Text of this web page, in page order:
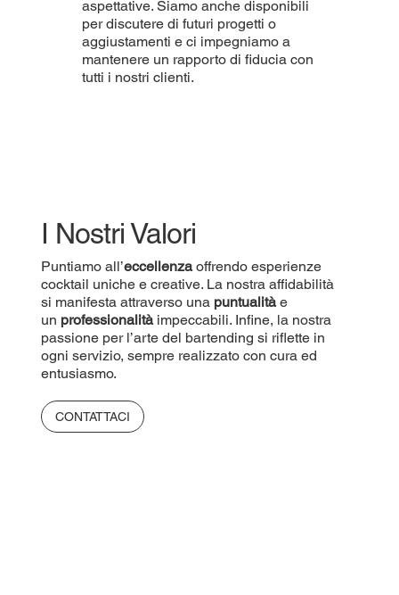
I Nostri Valori
Puntiamo all’eccellenzaoffrendo esperienze
cocktail uniche e creative. La nostra affidabilità
si manifesta attraverso una puntualitàe
un professionalitàimpeccabili. Infine, la nostra
passione per l’arte del bartending si riflette in
ogni servizio, sempre realizzato con cura ed
entusiasmo.
CONTATTACI
aspettative. Siamo anche disponibili
per discutere di futuri progetti o
aggiustamenti e ci impegniamo a
mantenere un rapporto di fiducia con
tutti i nostri clienti.